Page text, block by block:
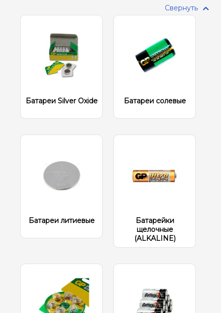
Свернуть
Батареи Silver Oxide Батареи солевые
Батареи литиевые
Батарейки
щелочные
(ALKALINE)